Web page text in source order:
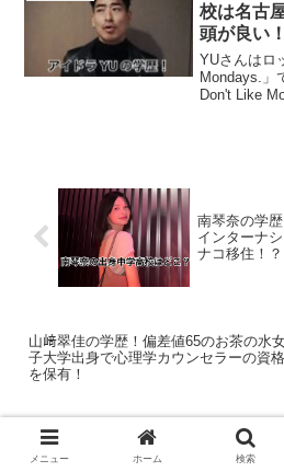
校は名古
頭が良い！
YUさんはロ
Mondays.」
Don't Like
南琴奈の学
インターナ
ナコ移住！？
山﨑翠佳の学歴！偏差値65のお茶の水
子大学出身で心理学カウンセラーの資格
を保有！
メニュー ホーム 検索